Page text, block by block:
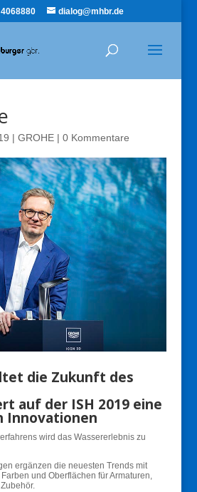
dialog@mhbr.de
| GROHE| 0 Kommentare
die Zukunft des
auf der ISH 2019 eine
Innovationen
wird das Wassererlebnis zu
ergänzen die neuesten Trends mit
und Oberflächen für Armaturen,